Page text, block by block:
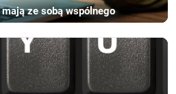
ze sobą wspólnego